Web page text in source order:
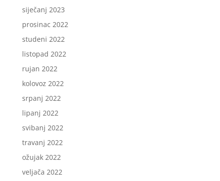
siječanj 2023
prosinac 2022
studeni 2022
listopad 2022
rujan 2022
kolovoz 2022
srpanj 2022
lipanj 2022
svibanj 2022
travanj 2022
ožujak 2022
veljača 2022